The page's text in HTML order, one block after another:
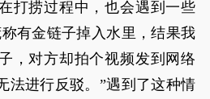
打捞过程中，也会遇到一些
有金链子掉入水里，结果我
，对方却拍个视频发到网络
法进行反驳。”遇到了这种情